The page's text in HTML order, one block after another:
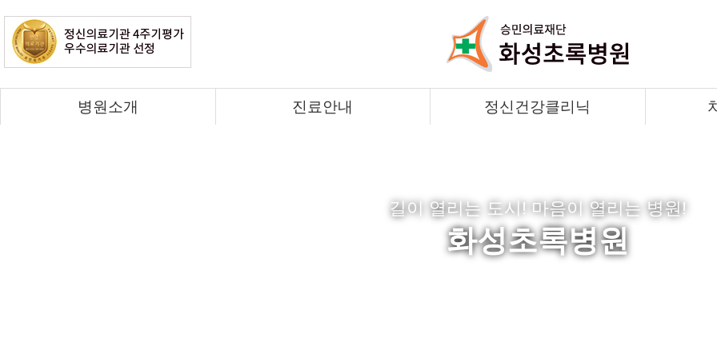
병원소개 진료안내 정신건강클리닉
길이 열리는 도시! 마음이 열리는 병원!
화성초록병원